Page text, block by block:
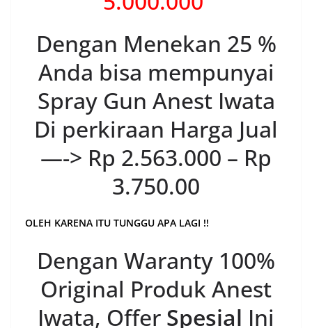
Dengan Menekan 25 %
Anda bisa mempunyai
Spray Gun Anest Iwata
Di perkiraan Harga Jual
—-> Rp 2.563.000 – Rp
3.750.00
OLEH KARENA ITU TUNGGU APA LAGI !!
Dengan Waranty 100%
Original Produk Anest
Iwata, Offer Spesial Ini